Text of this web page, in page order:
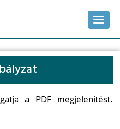
a PDF megjelenítést.